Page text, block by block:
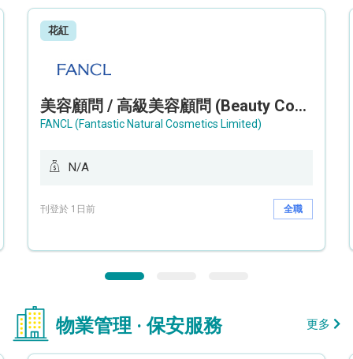
花紅
美容顧問 / 高級美容顧問 (Beauty Consultant / Senior Beauty Consultant)
FANCL (Fantastic Natural Cosmetics Limited)
N/A
刊登於 1日前 全職
物業管理 · 保安服務 更多